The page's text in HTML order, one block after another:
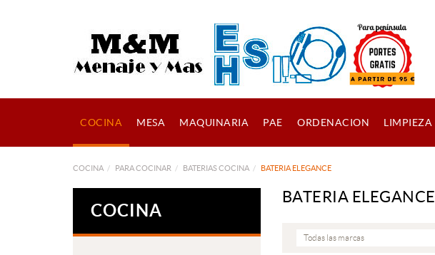
COCINA MESA MAQUINARIA PAE ORDENACION LIMPIEZA
COCINA PARA COCINAR BATERIAS COCINA BATERIA ELEGANCE
COCINA
BATERIA ELEGANCE
Todas las marcas